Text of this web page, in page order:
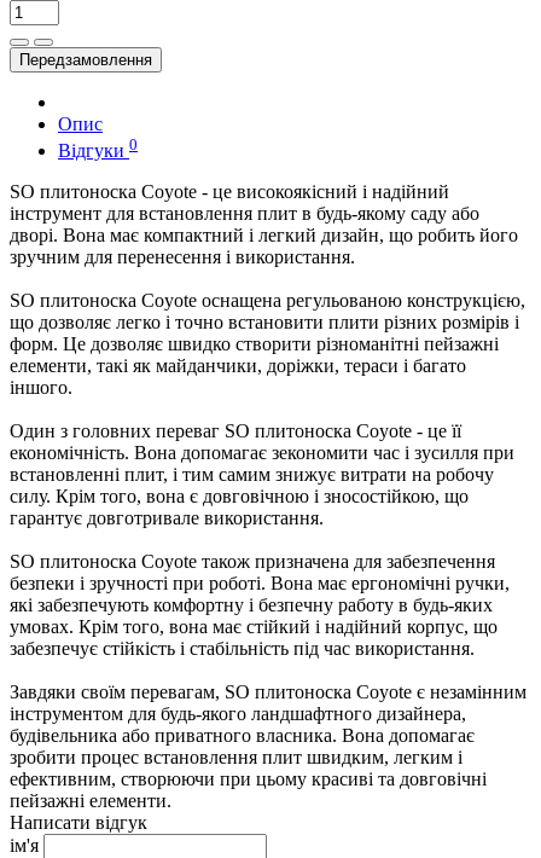
Передзамовлення
Опис
Відгуки 0
SO плитоноска Coyote - це високоякісний і надійний
інструмент для встановлення плит в будь-якому саду або
дворі. Вона має компактний і легкий дизайн, що робить його
зручним для перенесення і використання.
SO плитоноска Coyote оснащена регульованою конструкцією,
що дозволяє легко і точно встановити плити різних розмірів і
форм. Це дозволяє швидко створити різноманітні пейзажні
елементи, такі як майданчики, доріжки, тераси і багато
іншого.
Один з головних переваг SO плитоноска Coyote - це її
економічність. Вона допомагає зекономити час і зусилля при
встановленні плит, і тим самим знижує витрати на робочу
силу. Крім того, вона є довговічною і зносостійкою, що
гарантує довготривале використання.
SO плитоноска Coyote також призначена для забезпечення
безпеки і зручності при роботі. Вона має ергономічні ручки,
які забезпечують комфортну і безпечну работу в будь-яких
умовах. Крім того, вона має стійкий і надійний корпус, що
забезпечує стійкість і стабільність під час використання.
Завдяки своїм перевагам, SO плитоноска Coyote є незамінним
інструментом для будь-якого ландшафтного дизайнера,
будівельника або приватного власника. Вона допомагає
зробити процес встановлення плит швидким, легким і
ефективним, створюючи при цьому красиві та довговічні
пейзажні елементи.
Написати відгук
ім'я